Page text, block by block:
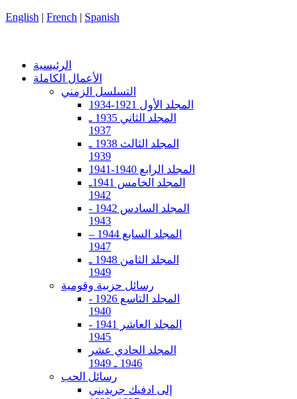
English | French | Spanish
الرئيسية
الأعمال الكاملة
التسلسل الزمني
المجلد الأول 1921-1934
المجلد الثاني 1935 ـ
1937
المجلد الثالث 1938 ـ
1939
المجلد الرابع 1940-1941
المجلد الخامس 1941ـ
1942
المجلد السادس 1942 -
1943
المجلد السابع 1944 –
1947
المجلد الثامن 1948 ـ
1949
رسائل حزبية وقومية
المجلد التاسع 1926 -
1940
المجلد العاشر 1941 -
1945
المجلد الحادي عشر
1946 ـ 1949
رسائل الحب
إلى ادفيك جريديني